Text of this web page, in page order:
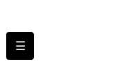
Basculer
la
☰